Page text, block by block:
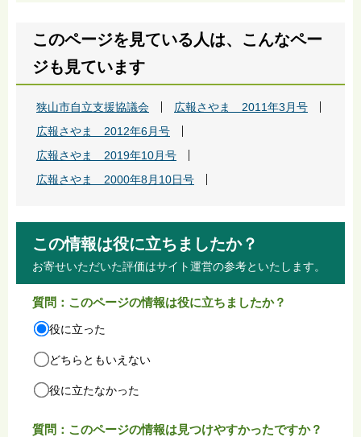
このページを見ている人は、こんなペー
ジも見ています
狭山市自立支援協議会
広報さやま 2011年3月号
広報さやま 2012年6月号
広報さやま 2019年10月号
広報さやま 2000年8月10日号
この情報は役に立ちましたか？
お寄せいただいた評価はサイト運営の参考といたします。
質問：このページの情報は役に立ちましたか？
役に立った
どちらともいえない
役に立たなかった
質問：このページの情報は見つけやすかったですか？